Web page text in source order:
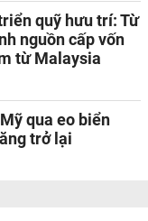
quỹ hưu trí: Từ
nguồn cấp vốn
từ Malaysia
qua eo biển
trở lại